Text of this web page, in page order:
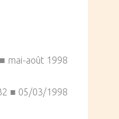
mai-août 1998
■ 05/03/1998